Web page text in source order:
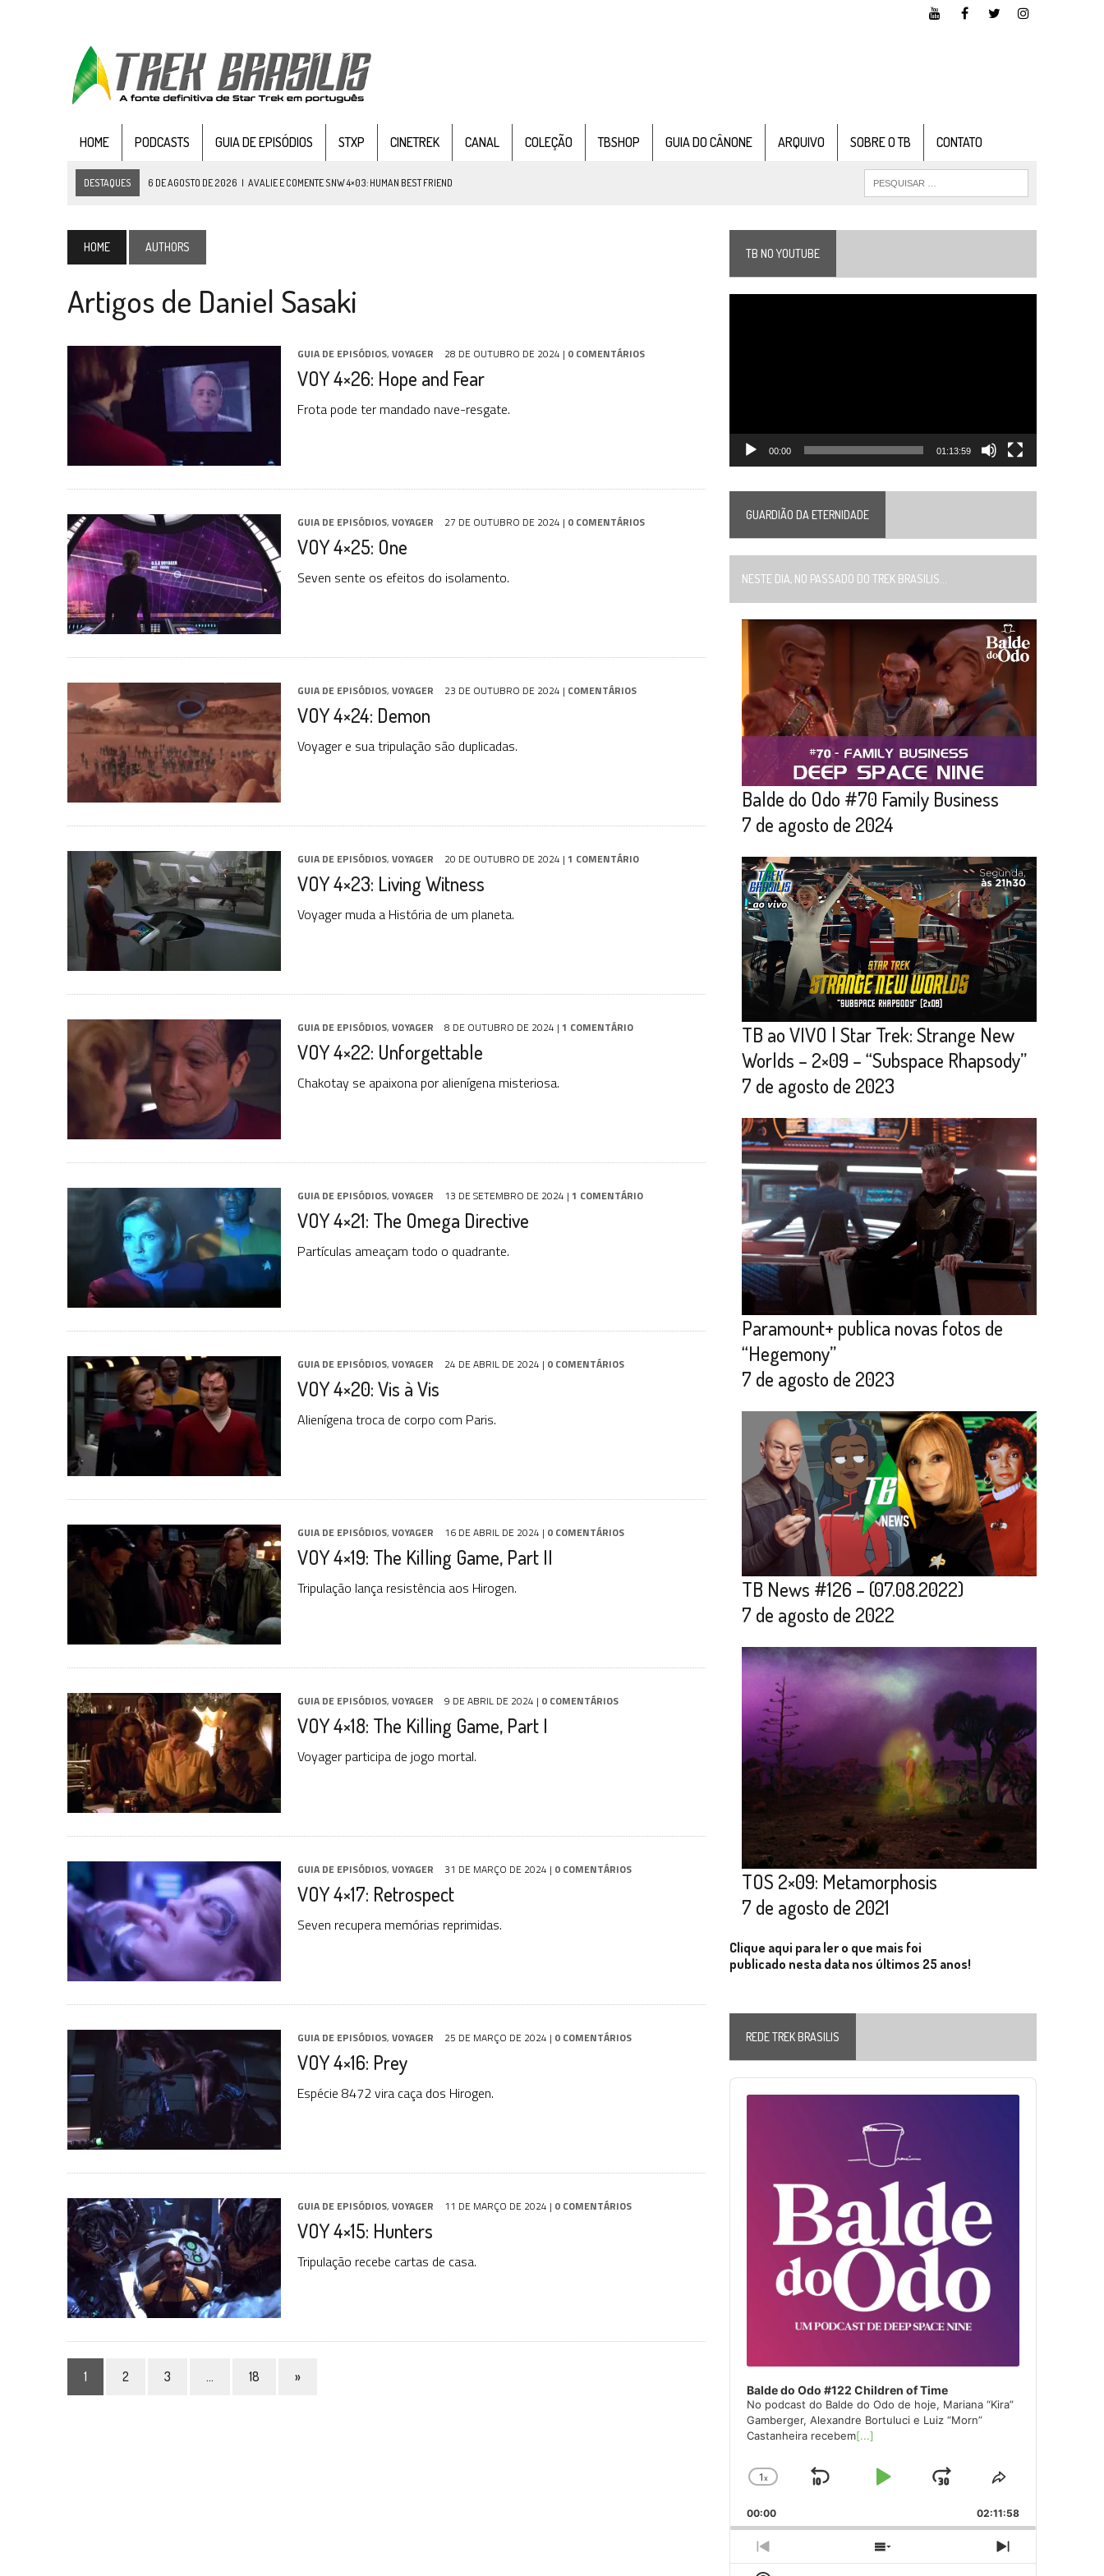
HOME PODCASTS GUIA DE EPISÓDIOS STXP CINETREK CANAL COLEÇÃO TBSHOP GUIA DO CÂNONE ARQUIVO SOBRE O TB CONTATO
DESTAQUES 6 DE AGOSTO DE 2026 | AVALIE E COMENTE SNW 4×03: HUMAN BEST FRIEND
3 DE AGOSTO DE 2026 | VEJA FOTOS DO TERCEIRO EPISÓDIO DA 4ª TEMPORADA DE STRANGE NEW WORDS
3 DE AGOSTO DE 2026 PARAMOUNT E CBS DERRUBAM NOVO VÍDEO DO FILME DE FÃS AXANAR HORAS APÓS ESTREIA
2 DE AGOSTO DE 2026
1 DE AGOSTO DE 2026 | ELENCO DE STRANGE NEW WORLDS ENCARA O FIM DE UMA ERA NA SDCC
31 DE JULHO DE 2026 | GRANDES JORNADAS | QUATRO EPISÓDIOS DESTAR TREK SOBRE DIFERENTES PONTOS DE VISTA
31 DE JULHO DE 2026 BOX DELUXE DO ANO 5 DA
6 DE AGOSTO DE 2026 | NOVA TEMPORADA DE
HOME AUTHORS
Artigos de Daniel Sasaki
GUIA DE EPISÓDIOS, VOYAGER 28 DE OUTUBRO DE 2024 | 0 COMENTÁRIOS
VOY 4×26: Hope and Fear
Frota pode ter mandado nave-resgate.
GUIA DE EPISÓDIOS, VOYAGER 27 DE OUTUBRO DE 2024 | 0 COMENTÁRIOS
VOY 4×25: One
Seven sente os efeitos do isolamento.
GUIA DE EPISÓDIOS, VOYAGER 23 DE OUTUBRO DE 2024 | COMENTÁRIOS
VOY 4×24: Demon
Voyager e sua tripulação são duplicadas.
GUIA DE EPISÓDIOS, VOYAGER 20 DE OUTUBRO DE 2024 | 1 COMENTÁRIO
VOY 4×23: Living Witness
Voyager muda a História de um planeta.
GUIA DE EPISÓDIOS, VOYAGER 8 DE OUTUBRO DE 2024 | 1 COMENTÁRIO
VOY 4×22: Unforgettable
Chakotay se apaixona por alienígena misteriosa.
GUIA DE EPISÓDIOS, VOYAGER 13 DE SETEMBRO DE 2024 | 1 COMENTÁRIO
VOY 4×21: The Omega Directive
Partículas ameaçam todo o quadrante.
GUIA DE EPISÓDIOS, VOYAGER 24 DE ABRIL DE 2024 | 0 COMENTÁRIOS
VOY 4×20: Vis à Vis
Alienígena troca de corpo com Paris.
GUIA DE EPISÓDIOS, VOYAGER 16 DE ABRIL DE 2024 | 0 COMENTÁRIOS
VOY 4×19: The Killing Game, Part II
Tripulação lança resistência aos Hirogen.
GUIA DE EPISÓDIOS, VOYAGER 9 DE ABRIL DE 2024 | 0 COMENTÁRIOS
VOY 4×18: The Killing Game, Part I
Voyager participa de jogo mortal.
GUIA DE EPISÓDIOS, VOYAGER 31 DE MARÇO DE 2024 | 0 COMENTÁRIOS
VOY 4×17: Retrospect
Seven recupera memórias reprimidas.
GUIA DE EPISÓDIOS, VOYAGER 25 DE MARÇO DE 2024 | 0 COMENTÁRIOS
VOY 4×16: Prey
Espécie 8472 vira caça dos Hirogen.
GUIA DE EPISÓDIOS, VOYAGER 11 DE MARÇO DE 2024 | 0 COMENTÁRIOS
VOY 4×15: Hunters
Tripulação recebe cartas de casa.
1 2 3 … 18 »
TB NO YOUTUBE
00:00 01:13:59
GUARDIÃO DA ETERNIDADE
NESTE DIA, NO PASSADO DO TREK BRASILIS...
Balde do Odo #70 Family Business
7 de agosto de 2024
TB ao VIVO | Star Trek: Strange New
Worlds – 2×09 – “Subspace Rhapsody”
7 de agosto de 2023
Paramount+ publica novas fotos de
“Hegemony”
7 de agosto de 2023
TB News #126 – (07.08.2022)
7 de agosto de 2022
TOS 2×09: Metamorphosis
7 de agosto de 2021
Clique aqui para ler o que mais foi
publicado nesta data nos últimos 25 anos!
REDE TREK BRASILIS
Audio
Player
Balde do Odo #122 Children of Time
No podcast do Balde do Odo de hoje, Mariana “Kira”
Gamberger, Alexandre Bortuluci e Luiz “Morn”
Castanheira recebem[...]
Change
Rate
1x
Skip
Play
Jump
Forward
Share
Episode
00:00 02:11:58
Previous
Episode
Show
Next